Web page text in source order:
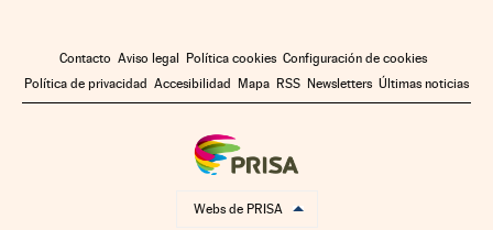
Contacto Aviso legal Política cookies Configuración de cookies
Política de privacidad Accesibilidad Mapa RSS Newsletters Últimas noticias
Webs de PRISA